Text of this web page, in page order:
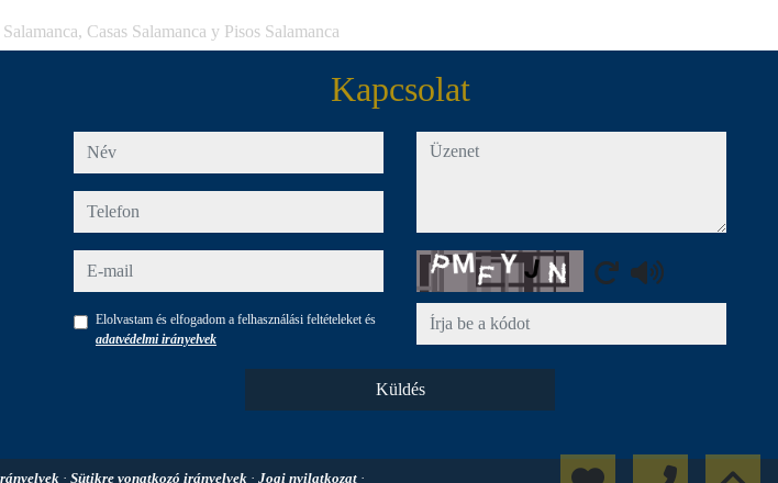
Casas Salamanca y Pisos Salamanca
Kapcsolat
név
telefon
e-mail
Elolvastam és elfogadom a felhasználási feltételeket és
adatvédelmi irányelvek
Üzenet
Captcha
Küldés
· Sütikre vonatkozó irányelvek · Jogi nyilatkozat ·